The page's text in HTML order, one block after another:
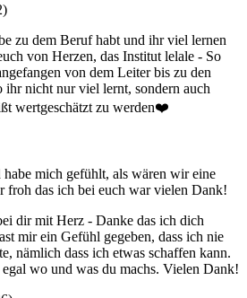
zu dem Beruf habt und ihr viel lernen
von Herzen, das Institut lelale - So
von dem Leiter bis zu den
nicht nur viel lernt, sondern auch
wertgeschätzt zu werden❤️
mich gefühlt, als wären wir eine
froh das ich bei euch war vielen Dank!
dir mit Herz - Danke das ich dich
mir ein Gefühl gegeben, dass ich nie
nämlich dass ich etwas schaffen kann.
wo und was du machs. Vielen Dank!